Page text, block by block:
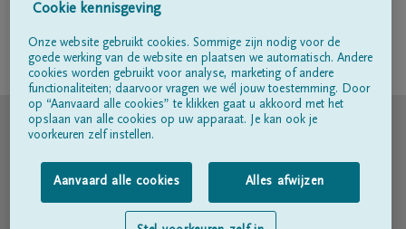
Volg ons op
© DELA
Gebruiksvoorwaarden
Privacyverklaring
Cookie kennisgeving
Onze website gebruikt cookies. Sommige zijn nodig voor de
goede werking van de website en plaatsen we automatisch. Andere
cookies worden gebruikt voor analyse, marketing of andere
functionaliteiten; daarvoor vragen we wél jouw toestemming. Door
op “Aanvaard alle cookies” te klikken gaat u akkoord met het
opslaan van alle cookies op uw apparaat. Je kan ook je
voorkeuren zelf instellen.
Aanvaard alle cookies Alles afwijzen